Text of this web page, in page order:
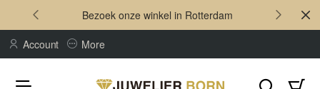
Bezoek onze winkel in Rotterdam
Account More